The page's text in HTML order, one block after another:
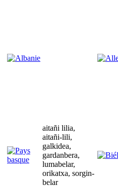
aitañi lilia,
aitañi-lili,
galkidea,
gardanbera,
lumabelar,
orikatxa, sorgin-
belar